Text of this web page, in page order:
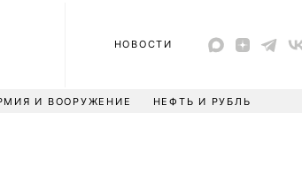
НОВОСТИ
И ВООРУЖЕНИЕ НЕФТЬ И РУБЛЬ